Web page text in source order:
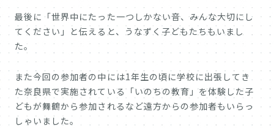
最後に「世界中にたった一つしかない音、みんな大切にし
てください」と伝えると、うなずく子どもたちもいまし
た。
また今回の参加者の中には1年生の頃に学校に出張してき
た奈良県で実施されている「いのちの教育」を体験した子
どもが舞鶴から参加されるなど遠方からの参加者もいらっ
しゃいました。